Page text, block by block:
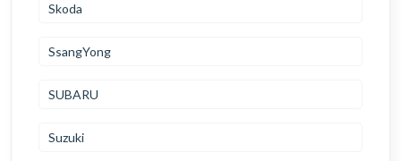
Skoda
SsangYong
SUBARU
Suzuki